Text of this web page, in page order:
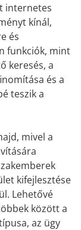
internetes
kínál,
és
funkciók, mint
keresés, a
és a
teszik a
mivel a
kifejlesztése
Lehetővé
között a
az ügy